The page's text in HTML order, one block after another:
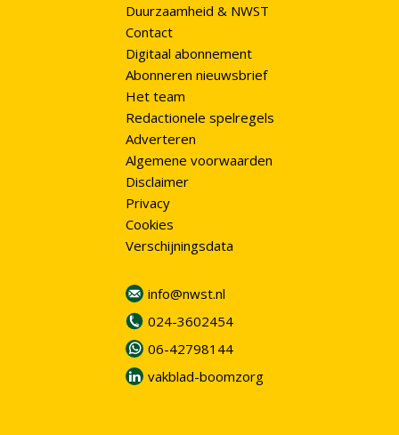
Duurzaamheid & NWST
Contact
Digitaal abonnement
Abonneren nieuwsbrief
Het team
Redactionele spelregels
Adverteren
Algemene voorwaarden
Disclaimer
Privacy
Cookies
Verschijningsdata
info@nwst.nl
024-3602454
06-42798144
vakblad-boomzorg